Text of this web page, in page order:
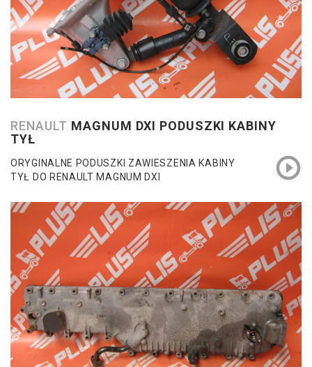
RENAULT MAGNUM DXI PODUSZKI KABINY
TYŁ
ORYGINALNE PODUSZKI ZAWIESZENIA KABINY
TYŁ DO RENAULT MAGNUM DXI